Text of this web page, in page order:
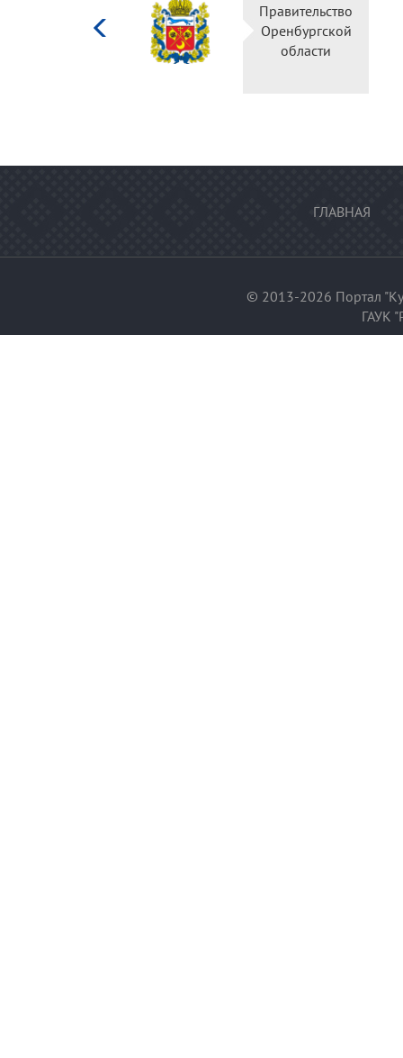
Правительство
Оренбургской
области
ГЛАВНАЯ
© 2013-2026 Портал
ГАУК